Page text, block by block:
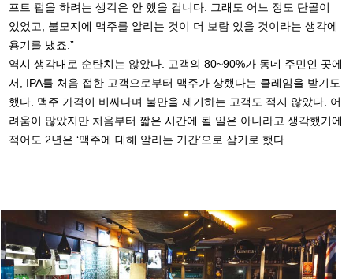
프트 펍을 하려는 생각은 안 했을 겁니다. 그래도 어느 정도 단골이
있었고, 불모지에 맥주를 알리는 것이 더 보람 있을 것이라는 생각에
용기를 냈죠.”
역시 생각대로 순탄치는 않았다. 고객의 80~90%가 동네 주민인 곳에
서, IPA를 처음 접한 고객으로부터 맥주가 상했다는 클레임을 받기도
했다. 맥주 가격이 비싸다며 불만을 제기하는 고객도 적지 않았다. 어
려움이 많았지만 처음부터 짧은 시간에 될 일은 아니라고 생각했기에
적어도 2년은 ‘맥주에 대해 알리는 기간’으로 삼기로 했다.